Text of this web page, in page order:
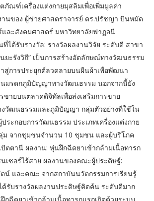
ภัณฑ์เครื่องแต่งกายมุสลิมเพื่อเพิ่มมูลค่า
นของ ผู้ช่วยศาสตราจารย์ ดร.ปรัชญา บินหมัด
ละสังคมศาสตร์ มหาวิทยาลัยฟาฏอนี
ที่ได้รับรางวัล: รางวัลผลงานวิจัย ระดับดี สาขา
ยะรังวิถี” เป็นการสร้างอัตลักษณ์ทางวัฒนธรรม
าสู่การประยุกต์ลวดลายบนผืนผ้าเพื่อพัฒนา
มรดกภูมิปัญญาทางวัฒนธรรม นอกจากนี้ยัง
ขายบนตลาดดิจิทัลเพื่อส่งเสริมการขาย
วัฒนธรรมและภูมิปัญญา กลุ่มตัวอย่างที่ใช้ใน
ระกอบการวัฒนธรรม ประเภทเครื่องแต่งกาย
ม จากชุมชนจำนวน 10 ชุมชน และผู้บริโภค
ตตานี ผลงาน: หุ่นฝึกฉีดยาเข้ากล้ามเนื้อทารก
เซอร์ไร้สาย ผลงานของคณะผู้ประดิษฐ์:
น์ และคณะ จากสถาบันนวัตกรรมการเรียนรู้
รับรางวัลผลงานประดิษฐ์คิดค้น ระดับดีมาก